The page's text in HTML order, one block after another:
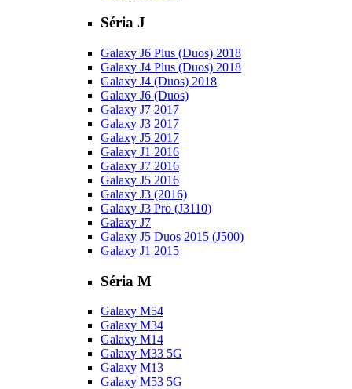
Séria J
Galaxy J6 Plus (Duos) 2018
Galaxy J4 Plus (Duos) 2018
Galaxy J4 (Duos) 2018
Galaxy J6 (Duos)
Galaxy J7 2017
Galaxy J3 2017
Galaxy J5 2017
Galaxy J1 2016
Galaxy J7 2016
Galaxy J5 2016
Galaxy J3 (2016)
Galaxy J3 Pro (J3110)
Galaxy J7
Galaxy J5 Duos 2015 (J500)
Galaxy J1 2015
Séria M
Galaxy M54
Galaxy M34
Galaxy M14
Galaxy M33 5G
Galaxy M13
Galaxy M53 5G